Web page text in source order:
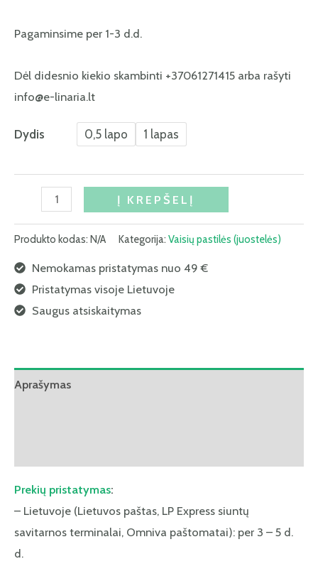
Pagaminsime per 1-3 d.d.
Dėl didesnio kiekio skambinti +37061271415 arba rašyti
info@e-linaria.lt
Dydis 0,5 lapo 1 lapas
Į KREPŠELĮ
Produkto kodas: N/A Kategorija: Vaisių pastilės (juostelės)
Nemokamas pristatymas nuo 49 €
Pristatymas visoje Lietuvoje
Saugus atsiskaitymas
Aprašymas
Prekių pristatymas:
– Lietuvoje (Lietuvos paštas, LP Express siuntų
savitarnos terminalai, Omniva paštomatai): per 3 – 5 d.
d.